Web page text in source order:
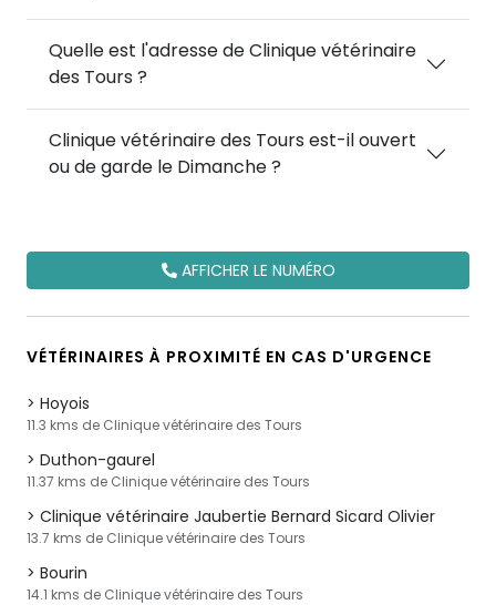
Quelle est l'adresse de Clinique vétérinaire
des Tours ?
Clinique vétérinaire des Tours est-il ouvert
ou de garde le Dimanche ?
AFFICHER LE NUMÉRO
VÉTÉRINAIRES À PROXIMITÉ EN CAS D'URGENCE
Hoyois
11.3 kms de Clinique vétérinaire des Tours
Duthon-gaurel
11.37 kms de Clinique vétérinaire des Tours
Clinique vétérinaire Jaubertie Bernard Sicard Olivier
13.7 kms de Clinique vétérinaire des Tours
Bourin
14.1 kms de Clinique vétérinaire des Tours